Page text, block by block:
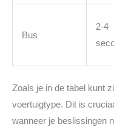
Bus
2-4
Zoals je in de tabel kunt
voertuigtype. Dit is
wanneer je beslissingen